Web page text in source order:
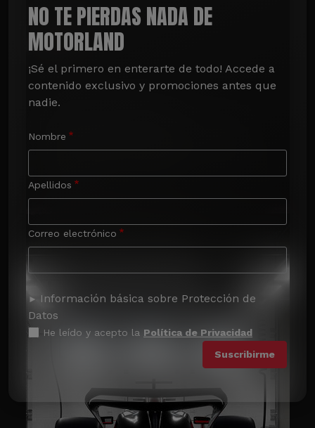
NO TE PIERDAS NADA DE
MOTORLAND
¡Sé el primero en enterarte de todo! Accede a
contenido exclusivo y promociones antes que
nadie.
Nombre
Apellidos
Correo electrónico
Información básica sobre Protección de
Datos
He leído y acepto la Política de Privacidad